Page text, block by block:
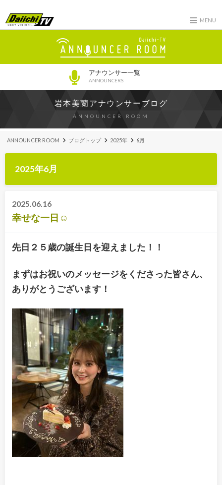
MENU
アナウンサー一覧
ANNOUNCERS
岩本美蘭アナウンサーブログ
ANNOUNCER ROOM
ANNOUNCER ROOM ブログトップ 2025年 6月
2025年6月
2025.06.16
幸せな一日☺
先日２５歳の誕生日を迎えました！！
まずはお祝いのメッセージをくださった皆さん、
ありがとうございます！